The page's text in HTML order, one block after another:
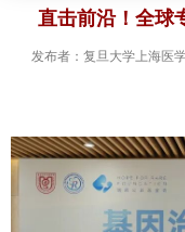
直击前沿！全球
发布者：复旦大学上海医